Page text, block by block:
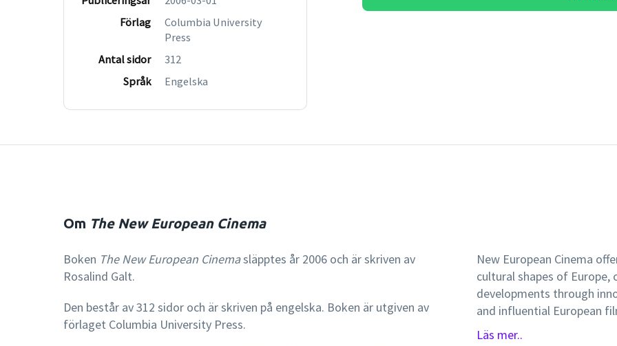
Förlag
Columbia University
Press
Antal sidor
312
Språk
Engelska
Om The New European Cinema
Boken The New European Cinemasläpptes år 2006 och är skriven av
Rosalind Galt.
Den består av 312 sidor och är skriven på engelska. Boken är utgiven av
förlaget Columbia University Press.
New European Cinema
cultural shapes of
developments through
and influential European
revolutions of 1989 but set
Läs mer..